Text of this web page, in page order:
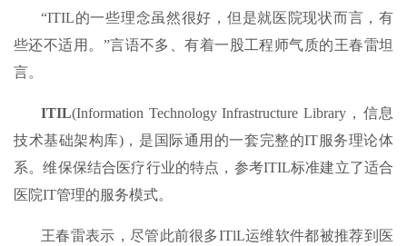
“ITIL的一些理念虽然很好，但是就医院现状而言，有
些还不适用。”言语不多、有着一股工程师气质的王春雷坦
言。
ITIL(Information Technology Infrastructure Library，信息
技术基础架构库)，是国际通用的一套完整的IT服务理论体
系。维保保结合医疗行业的特点，参考ITIL标准建立了适合
医院IT管理的服务模式。
王春雷表示，尽管此前很多ITlL运维软件都被推荐到医